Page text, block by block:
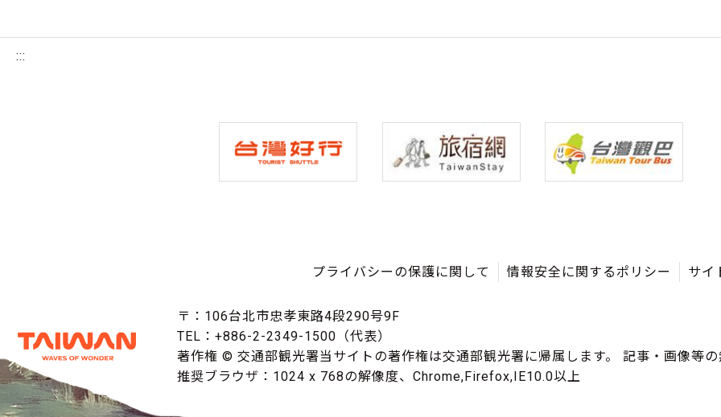
:::
プライバシーの保護に関して 情報安全に関するポリシー サイ
〒：106台北市忠孝東路4段290号9F
TEL：+886-2-2349-1500（代表）
著作権 © 交通部観光署当サイトの著作権は交通部観光署に帰属します。 記事・画像等
推奨ブラウザ：1024 x 768の解像度、Chrome,Firefox,IE10.0以上